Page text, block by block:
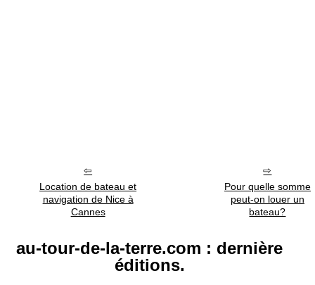
Location de bateau et
navigation de Nice à
Cannes
Pour quelle somme
peut-on louer un
bateau?
au-tour-de-la-terre.com : dernière
éditions.